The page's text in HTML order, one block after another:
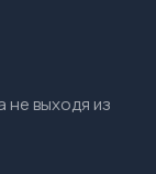
не выходя из